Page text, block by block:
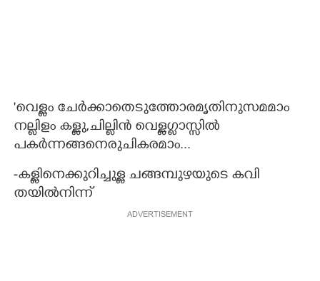
"വെള്ളം ചേർക്കാതെടുത്തോരമൃതിനുസമമാം
നല്ലിളം കള്ളു,ചില്ലിന്‍ വെള്ളഗ്ലാസ്സിൽ
പകർന്നങ്ങനെരുചികരമാം...
-കള്ളി​നെക്കുറി​ച്ചുള്ള ചങ്ങമ്പുഴയുടെ കവി​
തയിൽനിന്ന്
ADVERTISEMENT